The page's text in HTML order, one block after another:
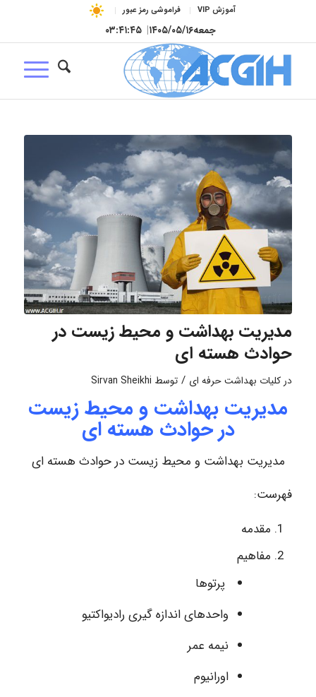
آموزش VIP فراموشی رمز عبور
جمعه۱۴۰۵/۰۵/۱۶| ۰۳:۴۱:۴۶
مدیریت بهداشت و محیط زیست در
حوادث هسته ای
در کلیات بهداشت حرفه ای / توسط Sirvan Sheikhi
مدیریت بهداشت و محیط زیست
در حوادث هسته ای
مدیریت بهداشت و محیط زیست در حوادث هسته ای
فهرست:
مقدمه
مفاهیم
پرتوها
واحدهای اندازه گیری رادیواکتیو
نیمه عمر
اورانیوم